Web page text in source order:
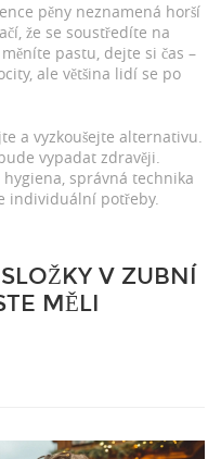
pěny neznamená horší
že se soustředíte na
pastu, dejte si čas –
ale většina lidí se po
a vyzkoušejte alternativu.
vypadat zdravěji.
správná technika
individuální potřeby.
V ZUBNÍ
MĚLI